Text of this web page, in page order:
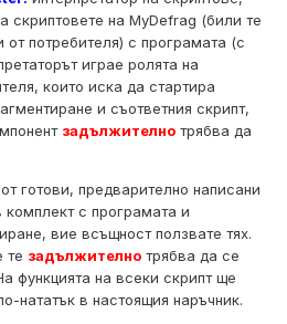
скриптовете на MyDefrag (били те
потребителя) с програмата (с
играе ролята на
които иска да стартира
и съответния скрипт,
задължително трябва да
готови, предварително написани
комплект с програмата и
вие всъщност ползвате тях.
те задължително трябва да се
функцията на всеки скрипт ще
нататък в настоящия наръчник.